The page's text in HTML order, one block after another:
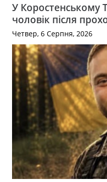
У Коростенському
чоловік після
Четвер, 6 Серпня, 2026